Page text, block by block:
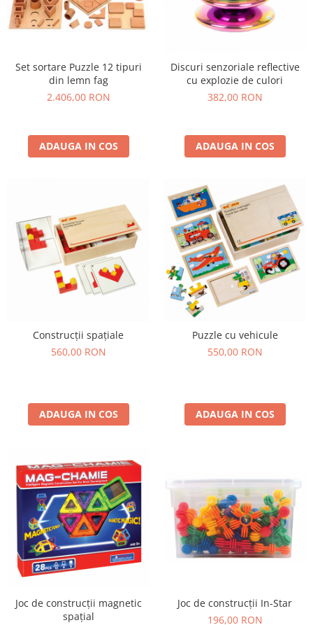
Set sortare Puzzle 12 tipuri
din lemn fag
2.406,00 RON
ADAUGA IN COS
Discuri senzoriale reflective
cu explozie de culori
382,00 RON
ADAUGA IN COS
Construcții spațiale
560,00 RON
ADAUGA IN COS
Puzzle cu vehicule
550,00 RON
ADAUGA IN COS
Joc de construcții magnetic
spațial
Joc de construcții In-Star
196,00 RON